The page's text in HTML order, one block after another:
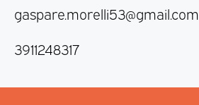
gaspare.morelli53@gmail.com
3911248317